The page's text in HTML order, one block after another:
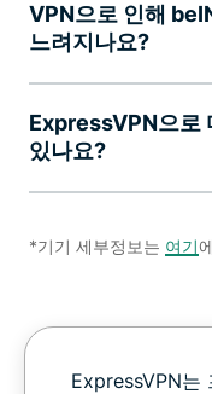
VPN으로 인해
느려지나요?
ExpressVPN으로
있나요?
*기기 세부정보는 여기
ExpressVPN는